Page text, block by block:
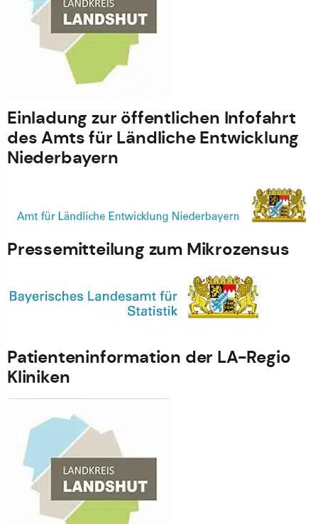
Einladung zur öffentlichen Infofahrt
des Amts für Ländliche Entwicklung
Niederbayern
Pressemitteilung zum Mikrozensus
Patienteninformation der LA-Regio
Kliniken